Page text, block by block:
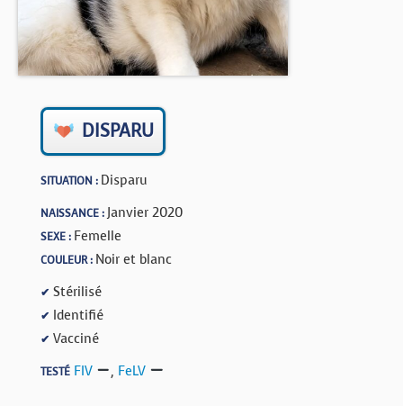
BOUTIQUE
FORUM
DISPARU
SITUATION : Disparu
NAISSANCE : Janvier 2020
SEXE : Femelle
COULEUR : Noir et blanc
✔ Stérilisé
✔ Identifié
✔ Vacciné
TESTÉ FIV , FeLV